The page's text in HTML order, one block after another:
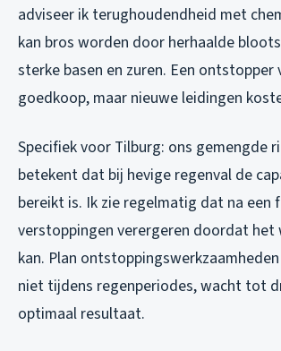
adviseer ik terughoudendheid met
kan bros worden door herhaalde
sterke basen en zuren. Een ontstopper
goedkoop, maar nieuwe leidingen
Specifiek voor Tilburg: ons gemengde
betekent dat bij hevige regenval de
bereikt is. Ik zie regelmatig dat na een
verstoppingen verergeren doordat
kan. Plan
niet tijdens regenperiodes, wacht tot
optimaal resultaat.